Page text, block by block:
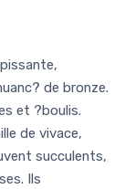
de bronze.
et ?boulis.
de vivace,
succulents,
Ils